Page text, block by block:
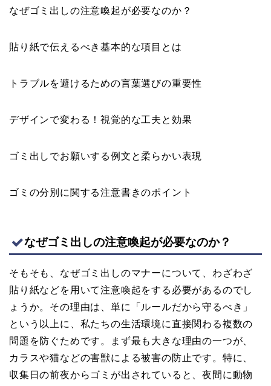
なぜゴミ出しの注意喚起が必要なのか？
貼り紙で伝えるべき基本的な項目とは
トラブルを避けるための言葉選びの重要性
デザインで変わる！視覚的な工夫と効果
ゴミ出しでお願いする例文と柔らかい表現
ゴミの分別に関する注意書きのポイント
なぜゴミ出しの注意喚起が必要なのか？
そもそも、なぜゴミ出しのマナーについて、わざわざ
貼り紙などを用いて注意喚起をする必要があるのでし
ょうか。その理由は、単に「ルールだから守るべき」
という以上に、私たちの生活環境に直接関わる複数の
問題を防ぐためです。まず最も大きな理由の一つが、
カラスや猫などの害獣による被害の防止です。特に、
収集日の前夜からゴミが出されていると、夜間に動物